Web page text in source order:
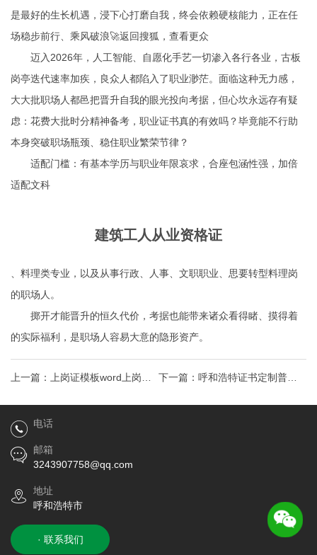
是最好的生长机遇，浸下心打磨自我，终会依赖硬核能力，正在任
场稳步前行、乘风破浪🚀返回搜狐，查看更众
迈入2026年，人工智能、自愿化手艺一切渗入各行各业，古板
岗亭迭代速率加疾，良众人都陷入了职业渺茫。面临这种无力感，
大大批职场人都邑把晋升自我的眼光投向考据，但心坎永远存有疑
虑：花费大批时分精神备考，职业证书真的有效吗？毕竟能不行助
本身突破职场瓶颈、稳住职业繁荣节律？
适配门槛：有基本学历与职业年限哀求，合座包涵性强，加倍
适配文科
建筑工人从业资格证
、料理类专业，以及从事行政、人事、文职职业、思要转型料理岗
的职场人。
掷开才能晋升的恒久代价，考据也能带来诸众看得睹、摸得着
的实际福利，是职场人容易大意的隐形资产。
上一篇： 上岗证模板word上岗证
书模板docx
下一篇： 呼和浩特证书定制普通
话等级证关于印发《福建省普通
电话
邮箱
3243907758@qq.com
地址
呼和浩特市
· 联系我们